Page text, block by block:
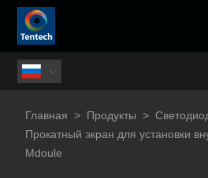

Главная > Продукты >
Прокатный экран для установки
Mdoule